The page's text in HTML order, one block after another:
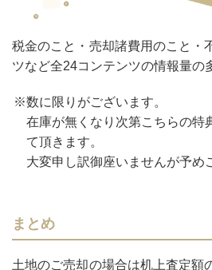
税金のこと・売却諸費用のこと・
ツなど全24コンテンツの情報量の
※数に限りがございます。
在庫が無くなり次第こちらの特
て頂きます。
大変申し訳御座いませんが予め
まとめ
土地のご売却の場合は机上査定額